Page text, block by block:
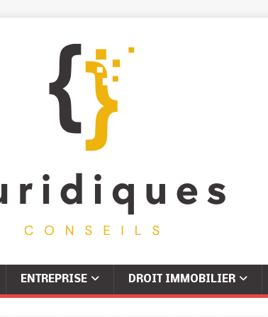
ENTREPRISE DROIT IMMOBILIER